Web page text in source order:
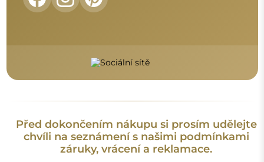
Před dokončením nákupu si prosím udělejte
chvíli na seznámení s našimi podmínkami
záruky, vrácení a reklamace.